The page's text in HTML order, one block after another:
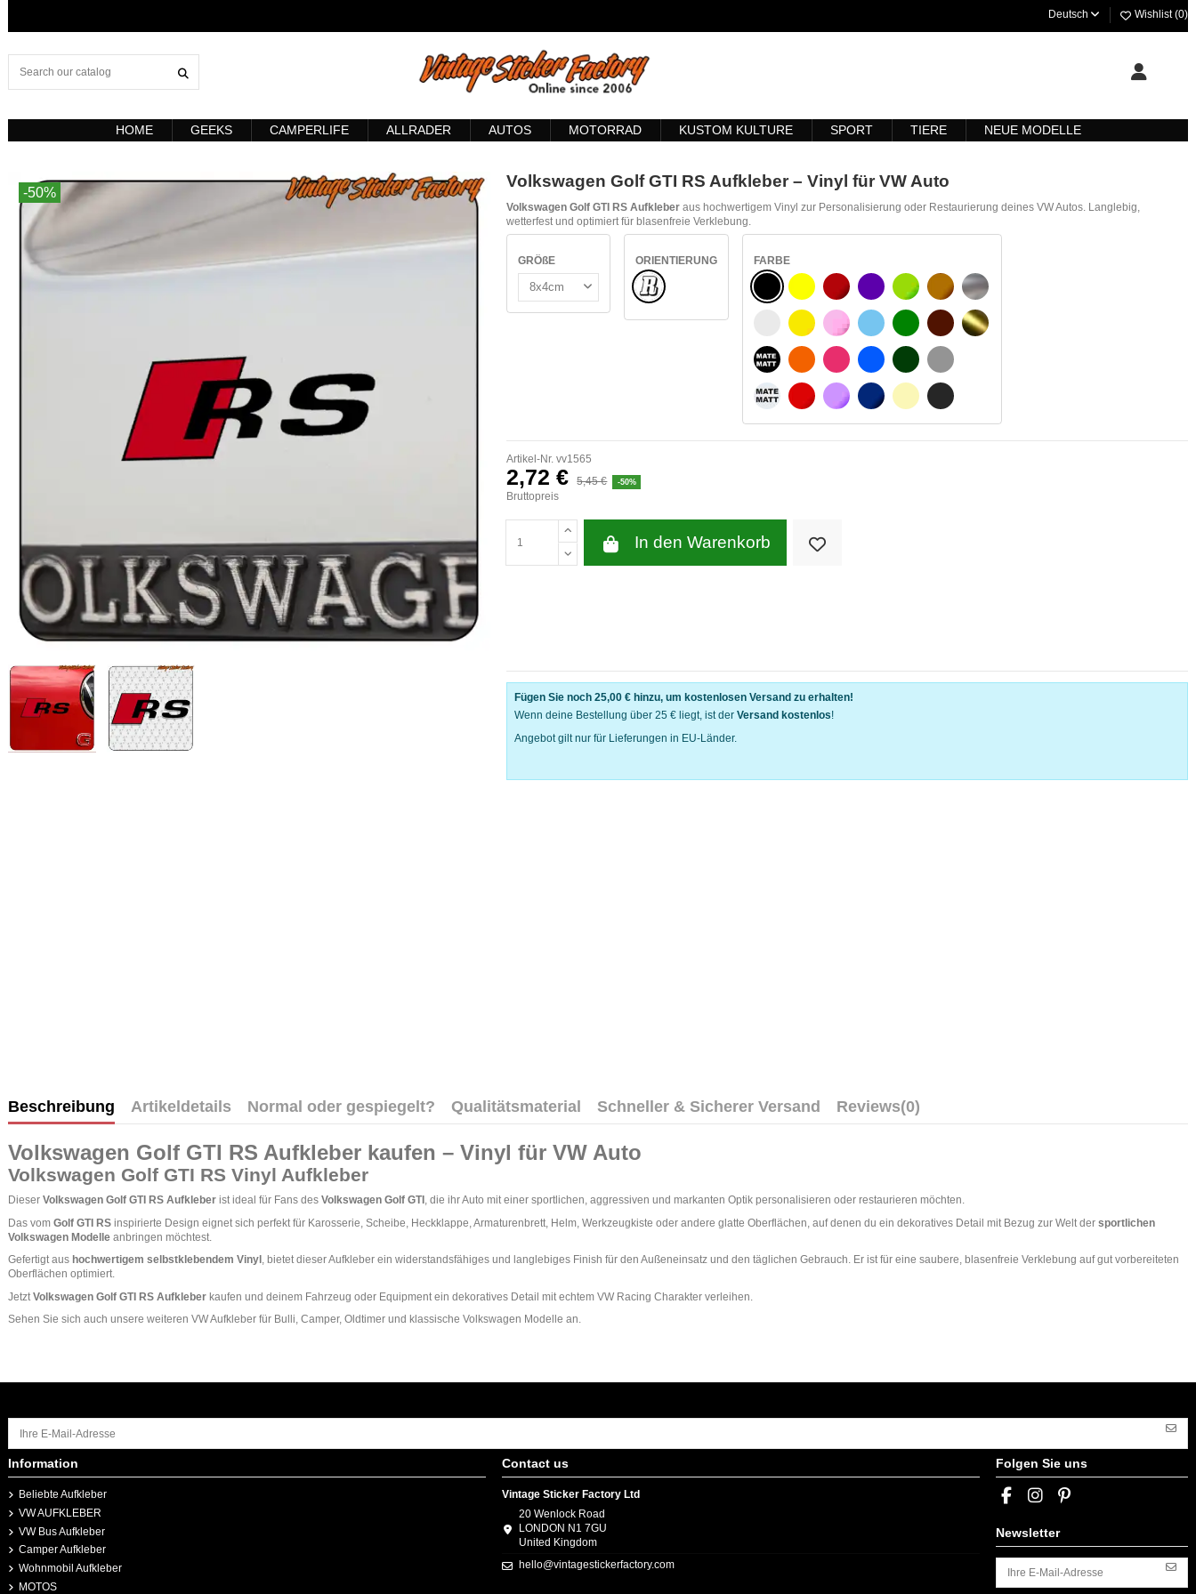
Deutsch Wishlist (0)
HOME GEEKS CAMPERLIFE ALLRADER AUTOS MOTORRAD KUSTOM KULTURE SPORT TIERE NEUE MODELLE
-50%
Volkswagen Golf GTI RS Aufkleber – Vinyl für VW Auto
Volkswagen Golf GTI RS Aufkleber aus hochwertigem Vinyl zur Personalisierung oder Restaurierung deines VW Autos. Langlebig,
wetterfest und optimiert für blasenfreie Verklebung.
GRÖßE
ORIENTIERUNG
Normale
FARBE
SCHWARZ
WEIß
MATTSCHWARZ
MATTWEIß
GELB
GELBES SIGNAL
ORANGE
ROT
BURGUND
ROSE
FUCHSIA
LILA
VIOLETT
HELLBLAU
BLAU
DUNKELBLAU
HELLGRÜN
GRÜN
DUNKELGRÜN
BEIGE
HASELNUSS
DUNKELBRAUN
HELLGRAU
DUNKELGRAU
SILBER
GOLD
Artikel-Nr. vv1565
2,72 € 5,45 € -50%
Bruttopreis
In den Warenkorb
Fügen Sie noch 25,00 € hinzu, um kostenlosen Versand zu erhalten!
Wenn deine Bestellung über 25 € liegt, ist der Versand kostenlos!
Angebot gilt nur für Lieferungen in EU-Länder.
Beschreibung Artikeldetails Normal oder gespiegelt? Qualitätsmaterial Schneller & Sicherer Versand Reviews(0)
Volkswagen Golf GTI RS Aufkleber kaufen – Vinyl für VW Auto
Volkswagen Golf GTI RS Vinyl Aufkleber
Dieser Volkswagen Golf GTI RS Aufkleber ist ideal für Fans des Volkswagen Golf GTI , die ihr Auto mit einer sportlichen, aggressiven und markanten Optik personalisieren oder restaurieren möchten.
Das vom Golf GTI RS inspirierte Design eignet sich perfekt für Karosserie, Scheibe, Heckklappe, Armaturenbrett, Helm, Werkzeugkiste oder andere glatte Oberflächen, auf denen du ein dekoratives Detail mit Bezug zur Welt der sportlichen
Volkswagen Modelle anbringen möchtest.
Gefertigt aus hochwertigem selbstklebendem Vinyl , bietet dieser Aufkleber ein widerstandsfähiges und langlebiges Finish für den Außeneinsatz und den täglichen Gebrauch. Er ist für eine saubere, blasenfreie Verklebung auf gut vorbereiteten
Oberflächen optimiert.
JetztVolkswagen Golf GTI RS Aufkleber kaufen und deinem Fahrzeug oder Equipment ein dekoratives Detail mit echtem VW Racing Charakter verleihen.
Sehen Sie sich auch unsere weiteren VW Aufkleber für Bulli, Camper, Oldtimer und klassische Volkswagen Modelle an.
Information
Beliebte Aufkleber
VW AUFKLEBER
VW Bus Aufkleber
Camper Aufkleber
Wohnmobil Aufkleber
MOTOS
Contact us
Vintage Sticker Factory Ltd
20 Wenlock Road
LONDON N1 7GU
United Kingdom
hello@vintagestickerfactory.com
Folgen Sie uns
Newsletter